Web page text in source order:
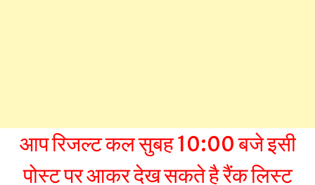
आप रिजल्ट कल सुबह 10:00 बजे इसी
पोस्ट पर आकर देख सकते है रैंक लिस्ट